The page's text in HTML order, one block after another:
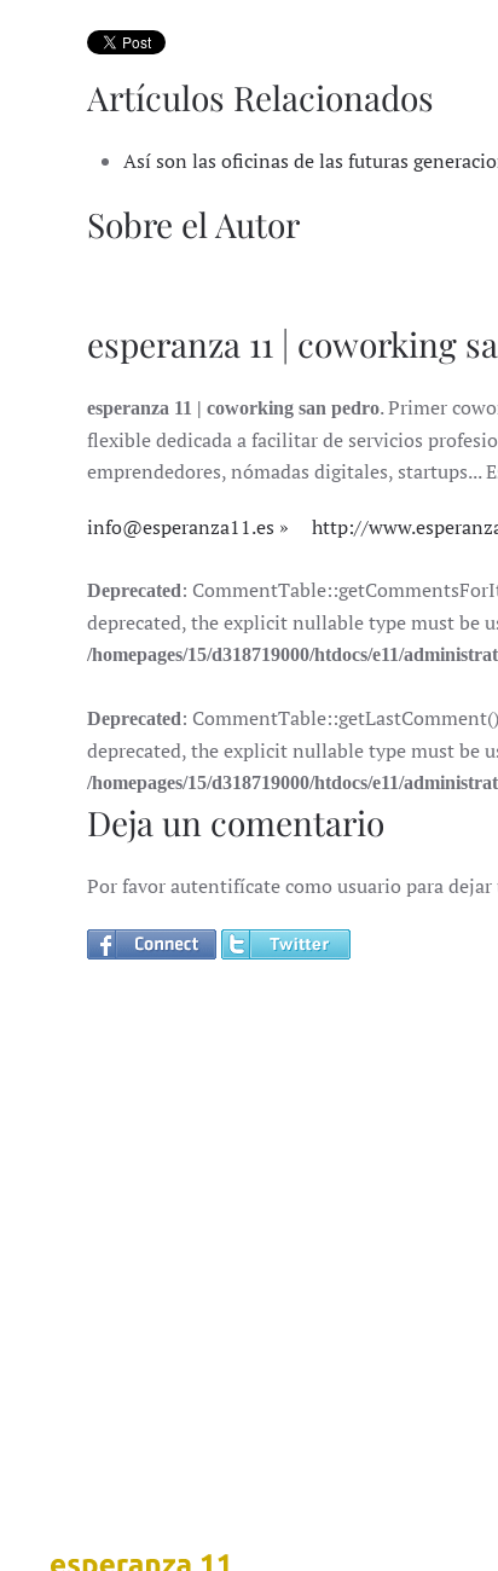
Artículos Relacionados
Así son las oficinas de las futuras
Sobre el Autor
esperanza 11 | coworking
esperanza 11 | coworking san pedro. Primer
flexible dedicada a facilitar de servicios
emprendedores, nómadas digitales, startups...
info@esperanza11.es http://
Deprecated:
deprecated, the explicit nullable type must be
/homepages/15/d318719000/htdocs/e11/
Deprecated:
deprecated, the explicit nullable type must be
/homepages/15/d318719000/htdocs/e11/
Deja un comentario
Por favor autentifícate como usuario para